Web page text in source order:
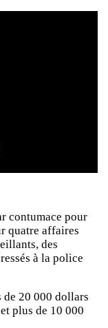
contumace pour
quatre affaires
des
à la police
de 20 000 dollars
plus de 10 000